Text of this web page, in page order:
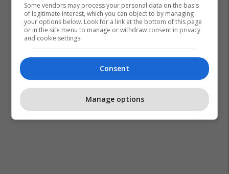
Përfaqësuesja E Kosovës Në Hendboll Fhk
Hendboll
Leonora Demaj
Agron Shabani
Some vendors may process your personal data on the basis
of legitimate interest, which you can object to by managing
your options below. Look for a link at the bottom of this page
or in the site menu to manage or withdraw consent in privacy
and cookie settings.
Consent
Manage options